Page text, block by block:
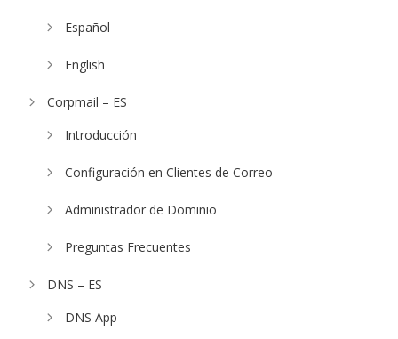
Español
English
Corpmail – ES
Introducción
Configuración en Clientes de Correo
Administrador de Dominio
Preguntas Frecuentes
DNS – ES
DNS App